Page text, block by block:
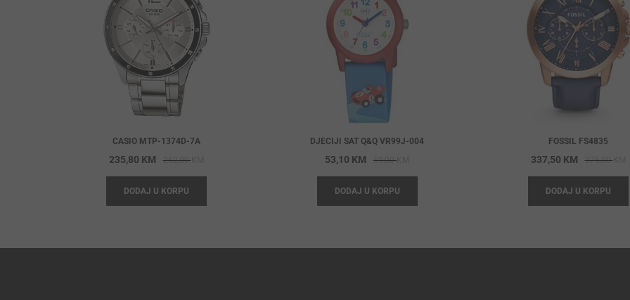
CASIO MTP-1374D-7A
262,00KM
price
262,00 KM.
235,80 KM
price
235,80 KM.
DODAJ U KORPU
DJECIJI SAT Q&Q VR99J-004
59,00
price
59,00 KM.
53,10 KM
price
53,10 KM.
DODAJ U KORPU
FOSSIL FS4835
375,00KM
337,50 KM
DODAJ U KORPU